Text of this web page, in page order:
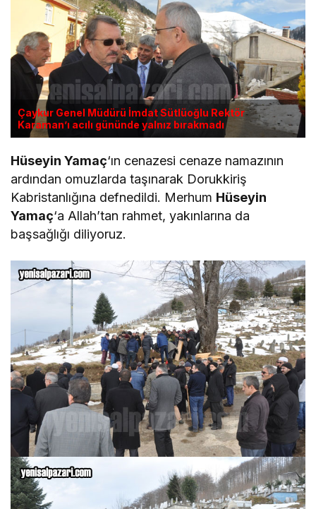
Çaykur Genel Müdürü İmdat Sütlüoğlu Rektör
Karaman’ı acılı gününde yalnız bırakmadı
Hüseyin Yamaç‘ın cenazesi cenaze namazının
ardından omuzlarda taşınarak Dorukkiriş
Kabristanlığına defnedildi. Merhum Hüseyin
Yamaç‘a Allah’tan rahmet, yakınlarına da
başsağlığı diliyoruz.